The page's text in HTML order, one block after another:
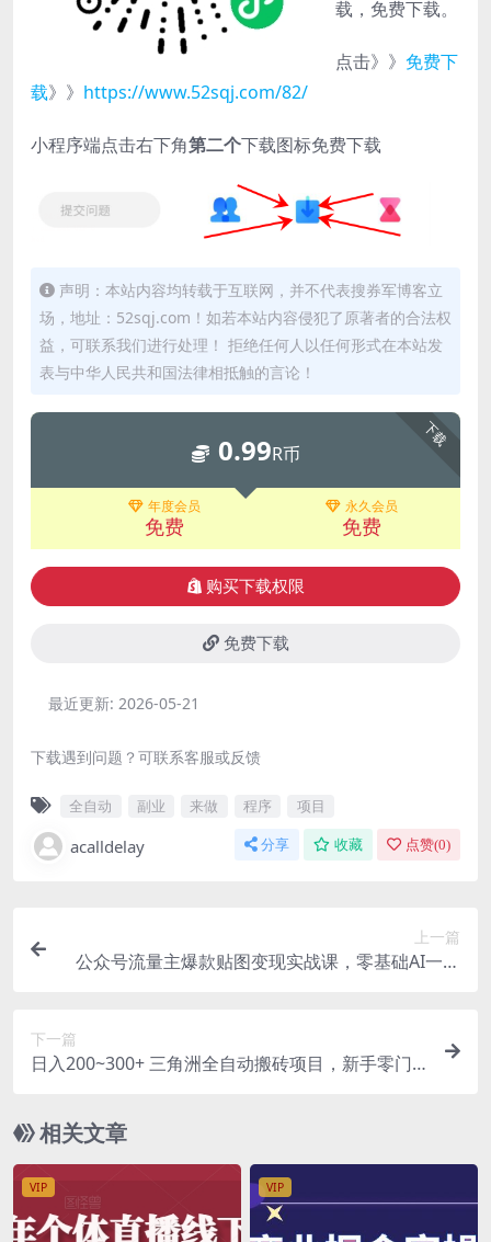
载，免费下载。
点击》》 免费下
载》》 https://www.52sqj.com/82/
小程序端点击右下角第二个下载图标免费下载
声明：本站内容均转载于互联网，并不代表搜券军博客立
场，地址：52sqj.com！如若本站内容侵犯了原著者的合法权
益，可联系我们进行处理！ 拒绝任何人以任何形式在本站发
表与中华人民共和国法律相抵触的言论！
下载
0.99R币
年度会员
免费
永久会员
免费
购买下载权限
免费下载
最近更新: 2026-05-21
下载遇到问题？可联系客服或反馈
全自动 副业 来做 程序 项目
acalldelay 分享 收藏 点赞(0)
上一篇
公众号流量主爆款贴图变现实战课，零基础AI一键
下一篇
日入200~300+ 三角洲全自动搬砖项目，新手零门
相关文章
VIP VIP